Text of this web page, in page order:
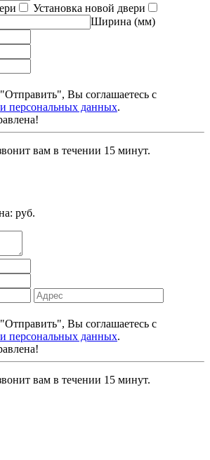
Установка новой двери
Ширина (мм)
Вы соглашаетесь с
персональных данных.
вам в течении 15 минут.
руб.
Вы соглашаетесь с
персональных данных.
вам в течении 15 минут.